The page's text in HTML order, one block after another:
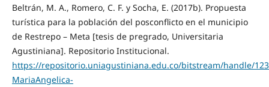
Beltrán, M. A., Romero, C. F. y Socha, E. (2017b). Propuesta
turística para la población del posconflicto en el municipio
de Restrepo – Meta [tesis de pregrado, Universitaria
Agustiniana]. Repositorio Institucional.
https://repositorio.uniagustiniana.edu.co/bitstream/handle/
MariaAngelica-